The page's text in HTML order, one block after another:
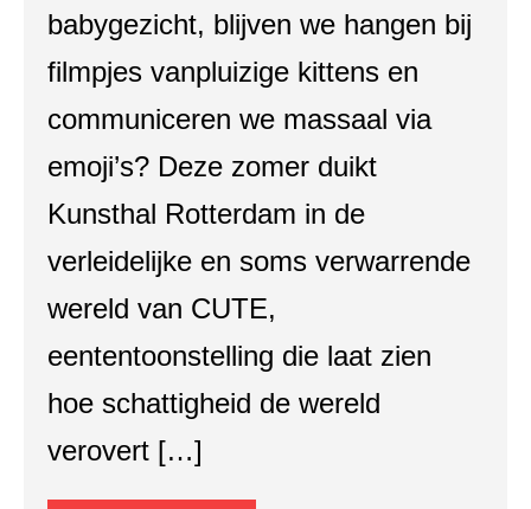
babygezicht, blijven we hangen bij
filmpjes vanpluizige kittens en
communiceren we massaal via
emoji’s? Deze zomer duikt
Kunsthal Rotterdam in de
verleidelijke en soms verwarrende
wereld van CUTE,
eententoonstelling die laat zien
hoe schattigheid de wereld
verovert […]